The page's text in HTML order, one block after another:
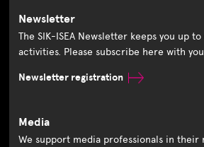
Newsletter
The SIK-ISEA Newsletter keeps you up
activities. Please subscribe here with
Newsletter registration
Media
We support media professionals in their